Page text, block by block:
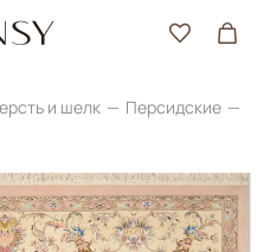
и шелк
Персидские